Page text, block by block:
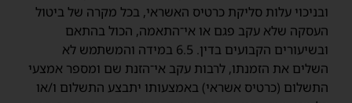
ובניכוי עלות סליקת כרטיס האשראי, בכל מקרה של ביטול
העסקה שלא עקב פגם או אי־התאמה, הכול בהתאם
ובשיעורים הקבועים בדין. 6.5 במידה והמשתמש לא
השלים את הזמנתו, לרבות עקב אי־הזנת שם ומספר אמצעי
התשלום (כרטיס אשראי) באמצעותו יתבצע התשלום ו/או